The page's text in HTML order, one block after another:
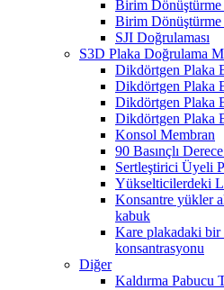
Birim
Birim
SJI Doğrulaması
S3D Plaka Doğrulama
Dikdörtgen Plaka
Dikdörtgen Plaka
Dikdörtgen Plaka
Dikdörtgen Plaka
Konsol Membran
90 Basınçlı
Sertleştirici Üyeli
Yükselticilerdeki
Konsantre yükler
kabuk
Kare plakadaki bir
konsantrasyonu
Diğer
Kaldırma Pabucu